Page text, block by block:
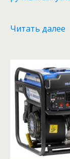
Читать далее